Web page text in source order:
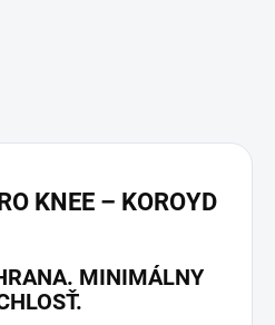
KNEE – KOROYD
MINIMÁLNY